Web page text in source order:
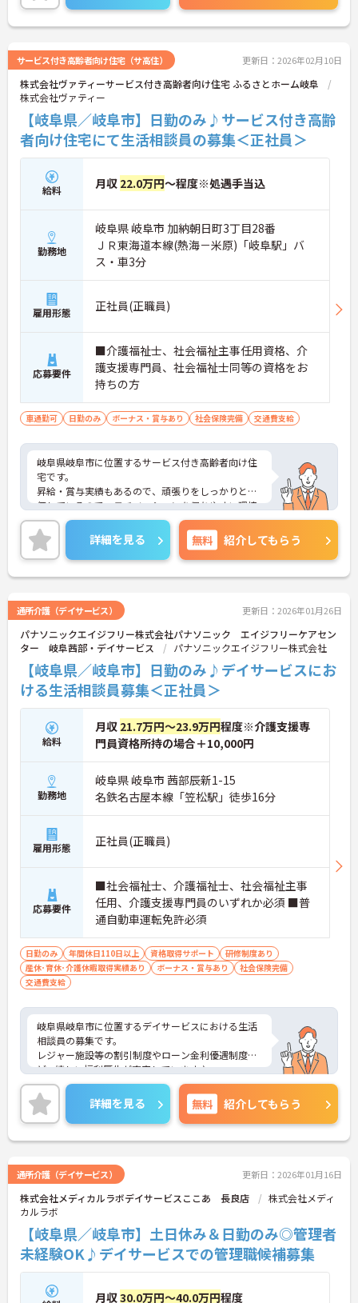
サービス付き高齢者向け住宅（サ高住） 更新日：2026年02月10日
株式会社ヴァティーサービス付き高齢者向け住宅 ふるさとホーム岐阜
株式会社ヴァティー
【岐阜県／岐阜市】日勤のみ♪サービス付き高齢
者向け住宅にて生活相談員の募集＜正社員＞
給料 月収 22.0万円～程度※処遇手当込
勤務地
岐阜県 岐阜市 加納朝日町3丁目28番
ＪＲ東海道本線(熱海－米原)「岐阜駅」バ
ス・車3分
雇用形態 正社員(正職員)
応募要件
■介護福祉士、社会福祉主事任用資格、介
護支援専門員、社会福祉士同等の資格をお
持ちの方
車通勤可 日勤のみ ボーナス・賞与あり 社会保険完備 交通費支給
岐阜県岐阜市に位置するサービス付き高齢者向け住
宅です。
昇給・賞与実績もあるので、頑張りをしっかりと評
価しているので、モチベーションを保ちやすい環境
です。
マイカー通勤可能なので行き帰りがスムーズです。
ご興味をお持ちの方はお気軽にお問い合わせくださ
い。
詳細を見る 無料 紹介してもらう
通所介護（デイサービス） 更新日：2026年01月26日
パナソニックエイジフリー株式会社パナソニック エイジフリーケアセン
ター 岐阜茜部・デイサービス
パナソニックエイジフリー株式会社
【岐阜県／岐阜市】日勤のみ♪デイサービスにお
ける生活相談員募集＜正社員＞
給料
月収 21.7万円～23.9万円程度※介護支援専
門員資格所持の場合＋10,000円
勤務地
岐阜県 岐阜市 茜部辰新1-15
名鉄名古屋本線「笠松駅」徒歩16分
雇用形態 正社員(正職員)
応募要件
■社会福祉士、介護福祉士、社会福祉主事
任用、介護支援専門員のいずれか必須 ■普
通自動車運転免許必須
日勤のみ 年間休日110日以上 資格取得サポート
研修制度あり
産休･育休･介護休暇取得実績あり
ボーナス・賞与あり
社会保険完備
交通費支給
岐阜県岐阜市に位置するデイサービスにおける生活
相談員の募集です。
レジャー施設等の割引制度やローン金利優遇制度な
ど、嬉しい福利厚生が充実しています♪
資格取得支援制度あり！スキルアップを目指しやす
い職場です◎
ご興味のある方には面接ポイントをお伝えしますの
で、お気軽にお問い合わせください！
詳細を見る 無料 紹介してもらう
通所介護（デイサービス） 更新日：2026年01月16日
株式会社メディカルラボデイサービスここあ 長良店
株式会社メディ
カルラボ
【岐阜県／岐阜市】土日休み＆日勤のみ◎管理者
未経験OK♪デイサービスでの管理職候補募集
月収30.0万円～40.0万円程度